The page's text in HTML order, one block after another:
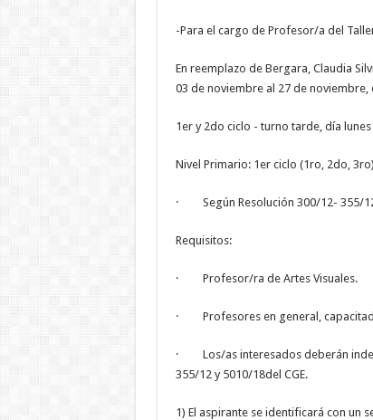
-Para el cargo de Profesor/a del
En reemplazo de Bergara, Claudia
03 de noviembre al 27 de noviembre,
1er y 2do ciclo - turno tarde, día lunes
Nivel Primario: 1er ciclo (1ro, 2do,
· Según Resolución 300/12- 355/12
Requisitos:
· Profesor/ra de Artes Visuales.
· Profesores en general,
· Los/as interesados deberán
355/12 y 5010/18del CGE.
1) El aspirante se identificará con un